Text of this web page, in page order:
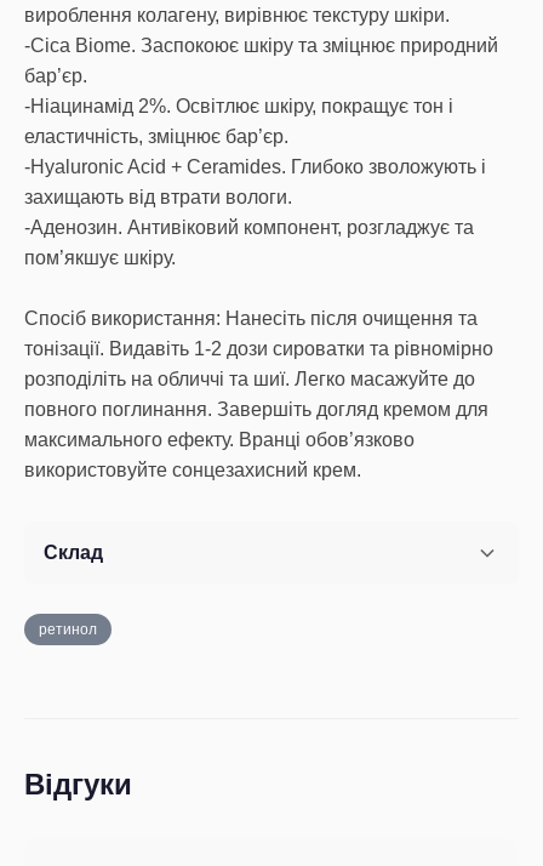
вироблення колагену, вирівнює текстуру шкіри.
-Cica Biome. Заспокоює шкіру та зміцнює природний
бар’єр.
-Ніацинамід 2%. Освітлює шкіру, покращує тон і
еластичність, зміцнює бар’єр.
-Hyaluronic Acid + Ceramides. Глибоко зволожують і
захищають від втрати вологи.
-Аденозин. Антивіковий компонент, розгладжує та
пом’якшує шкіру.
Спосіб використання: Нанесіть після очищення та
тонізації. Видавіть 1-2 дози сироватки та рівномірно
розподіліть на обличчі та шиї. Легко масажуйте до
повного поглинання. Завершіть догляд кремом для
максимального ефекту. Вранці обов’язково
використовуйте сонцезахисний крем.
Склад
ретинол
Відгуки